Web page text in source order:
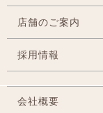
店舗のご案内
採用情報
会社概要